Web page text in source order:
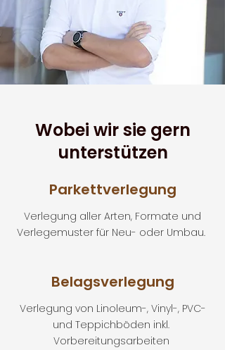
Wobei wir sie gern
unterstützen
Parkettverlegung
Verlegung aller Arten, Formate und
Verlegemuster für Neu- oder Umbau.
Belagsverlegung
Verlegung von Linoleum-, Vinyl-, PVC-
und Teppichböden inkl.
Vorbereitungsarbeiten